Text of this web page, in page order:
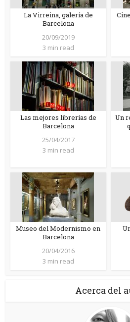
La Virreina, galería de
Barcelona
20/09/2019
3 min read
Las mejores librerías de
Barcelona
25/04/2017
3 min read
Un
Museo del Modernismo en
Barcelona
20/04/2016
3 min read
Acerca del